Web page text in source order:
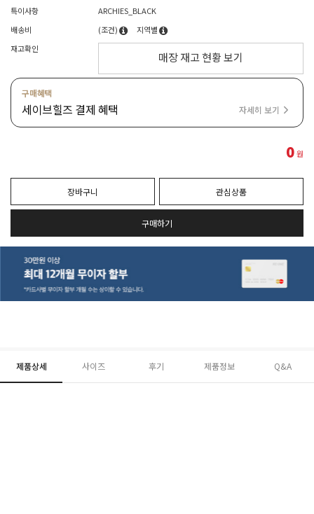
특이사항
ARCHIES_BLACK
배송비
(조건)
지역별
재고확인
매장 재고 현황 보기
구매혜택
세이브힐즈 결제 혜택 자세히 보기
0원
장바구니 관심상품
구매하기
제품상세 사이즈 후기 제품정보 Q&A